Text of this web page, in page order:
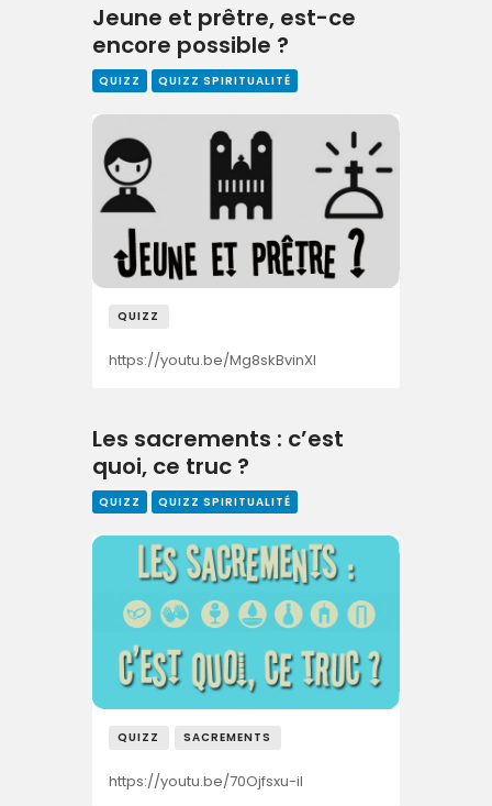
Jeune et prêtre, est-ce
encore possible ?
QUIZZ QUIZZ SPIRITUALITÉ
QUIZZ
https://youtu.be/Mg8skBvinXI
Les sacrements : c’est
quoi, ce truc ?
QUIZZ QUIZZ SPIRITUALITÉ
QUIZZ SACREMENTS
https://youtu.be/70Ojfsxu-iI